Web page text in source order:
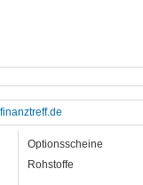
Optionsscheine
Rohstoffe